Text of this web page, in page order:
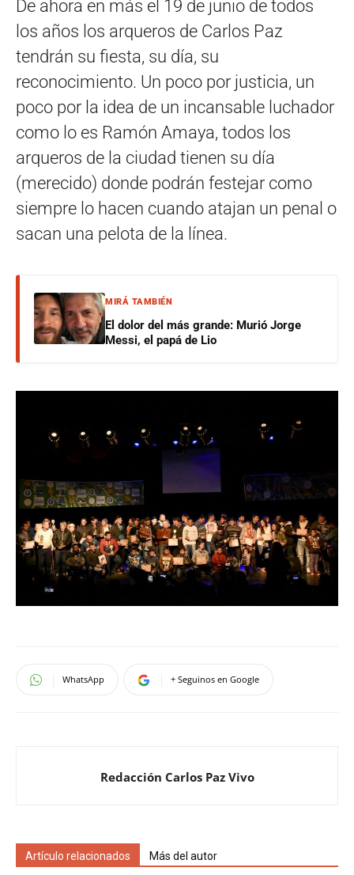
De ahora en más el 19 de junio de todos
los años los arqueros de Carlos Paz
tendrán su fiesta, su día, su
reconocimiento. Un poco por justicia, un
poco por la idea de un incansable luchador
como lo es Ramón Amaya, todos los
arqueros de la ciudad tienen su día
(merecido) donde podrán festejar como
siempre lo hacen cuando atajan un penal o
sacan una pelota de la línea.
MIRÁ TAMBIÉN
El dolor del más grande: Murió Jorge
Messi, el papá de Lio
WhatsApp + Seguinos en Google
Redacción Carlos Paz Vivo
Artículo relacionados Más del autor